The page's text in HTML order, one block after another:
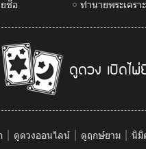
ชื่อ
ทำนายพระเครา
ดูดวง เปิดไ
| ดูดวงออนไลน์ | ดูฤกษ์ยาม | นิมิ